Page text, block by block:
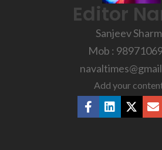
Editor
Sanjeev
Mob :
Add your